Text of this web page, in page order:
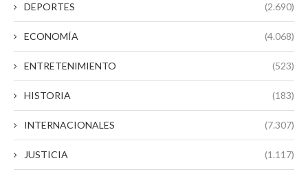
DEPORTES (2.690)
ECONOMÍA (4.068)
ENTRETENIMIENTO (523)
HISTORIA (183)
INTERNACIONALES (7.307)
JUSTICIA (1.117)